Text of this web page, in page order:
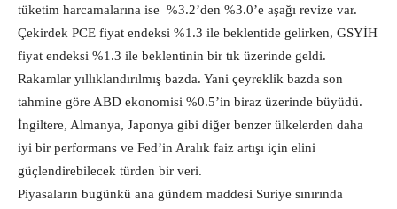
tüketim harcamalarına ise %3.2’den %3.0’e aşağı revize var.
Çekirdek PCE fiyat endeksi %1.3 ile beklentide gelirken, GSYİH
fiyat endeksi %1.3 ile beklentinin bir tık üzerinde geldi.
Rakamlar yıllıklandırılmış bazda. Yani çeyreklik bazda son
tahmine göre ABD ekonomisi %0.5’in biraz üzerinde büyüdü.
İngiltere, Almanya, Japonya gibi diğer benzer ülkelerden daha
iyi bir performans ve Fed’in Aralık faiz artışı için elini
güçlendirebilecek türden bir veri.
Piyasaların bugünkü ana gündem maddesi Suriye sınırında